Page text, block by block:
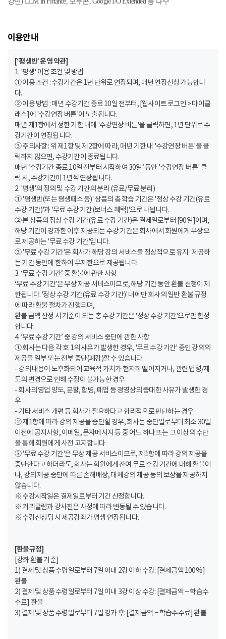
이용안내
[‘평생반’ 운영 약관]
1. '평생' 이용 조건 및 방법
① 이용 조건 : 수강기간은 1년 단위로 연장되며, 매년 연장신청 가능합니
다.
② 이용 방법 : 매년 수강기간 종료 10일 전부터, [웹사이트 로그인 > 마이클
래스]에 '수강연장 버튼'이 노출됩니다.
매년 제1항에서 정한 기한 내에 '수강연장 버튼'을 클릭하면, 1년 단위로 수
강기간이 연장됩니다.
③ 주의사항 : 위 제1항 및 제2항에 따라, 매년 기한 내 '수강연장 버튼'을 클
릭하지 않으면, 수강기간이 종료됩니다.
매년 ‘수강기간 종료 10일 전부터 시작하여 30일’ 동안 '수강연장 버튼' 클
릭 시, 수강기간이 1년씩 연장됩니다.
2. '평생'의 정의 및 수강 기간의 분리 (유료/무료 분리)
① '평생반(또는 평생패스 등)' 상품의 총 학습 기간은 '정상 수강 기간(유료
수강 기간)'과 '무료 수강 기간(보너스 혜택)'으로 나뉩니다.
② 본 상품의 정상 수강 기간(유료 수강 기간)은 결제일로부터 [90일]이며,
해당 기간이 경과한 이후 제공되는 수강 기간은 회사에서 회원에게 무상으
로 제공하는 '무료 수강 기간'입니다.
③ '무료 수강 기간'은 회사가 해당 강의 서비스를 정상적으로 유지·제공하
는 기간 동안에 한하여 무제한으로 제공됩니다.
3. ‘무료 수강 기간’ 중 환불에 관한 사항
‘무료 수강 기간’은 무상 제공 서비스이므로, 해당 기간 동안 환불 신청이 제
한됩니다. '정상 수강 기간(유료 수강 기간)' 내에만 회사의 일반 환불 규정
에 따라 환불 절차가 진행되며,
환불 금액 산정 시 기준이 되는 총 수강 기간은 '정상 수강 기간'으로만 한정
합니다.
4. ’무료 수강 기간’ 중 강의 서비스 중단에 관한 사항
① 회사는 다음 각 호 1의 사유가 발생한 경우, '무료 수강 기간' 중인 강의의
제공을 일부 또는 전부 중단(폐강)할 수 있습니다.
- 강의 내용이 노후화되어 교육적 가치가 현저히 떨어지거나, 관련 법령/제
도의 변경으로 인해 수정이 불가능한 경우
- 회사의 영업 양도, 분할, 합병, 폐업 등 경영상의 중대한 사유가 발생한 경
우
- 기타 서비스 개편 등 회사가 필요하다고 합리적으로 판단하는 경우
② 제1항에 따라 강의 제공을 중단할 경우, 회사는 중단일로부터 최소 30일
이전에 공지사항, 이메일, 문자메시지 등 중 어느 하나 또는 그 이상의 수단
을 통해 회원에게 사전 고지합니다
③ '무료 수강 기간'은 무상 제공 서비스이므로, 제1항에 따라 강의 제공을
중단한다고 하더라도, 회사는 회원에게 잔여 무료 수강 기간에 대해 환불이
나, 강의 제공 중단에 따른 손해배상, 대체강의 제공 등의 보상을 제공하지
않습니다.
※ 수강시작일은 결제일로부터 기간 산정합니다.
※ 커리큘럼과 강사진은 사정에 따라 변동될 수 있습니다.
※ 수강신청 당시 제공강좌가 평생 연장됩니다.
[환불규정]
[강좌 환불 기준]
1) 결제 및 상품 수령일로부터 7일 이내 2강 이하 수강: [결제금액 100%]
환불
2) 결제 및 상품 수령일로부터 7일 이내 3강 이상 수강: [결제금액 – 학습수
수료] 환불
3) 결제 및 상품 수령일로부터 7일 경과 후: [결제금액 – 학습수수료] 환불